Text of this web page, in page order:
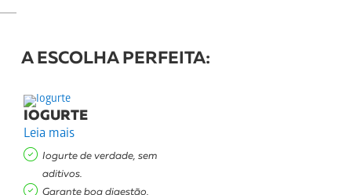
A ESCOLHA PERFEITA:
IOGURTE
Leia mais
Iogurte de verdade, sem
aditivos.
Garante boa digestão.